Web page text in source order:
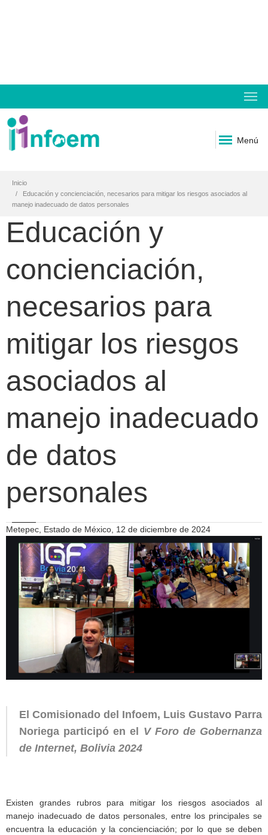
Menú
Inicio
Educación y concienciación, necesarios para mitigar los riesgos asociados al
manejo inadecuado de datos personales
Educación y
concienciación,
necesarios para
mitigar los riesgos
asociados al
manejo inadecuado
de datos
personales
Metepec, Estado de México, 12 de diciembre de 2024
El Comisionado del Infoem, Luis Gustavo Parra
Noriega participó en el V Foro de Gobernanza
de Internet, Bolivia 2024
Existen grandes rubros para mitigar los riesgos asociados al
manejo inadecuado de datos personales, entre los principales se
encuentra la educación y la concienciación; por lo que se deben